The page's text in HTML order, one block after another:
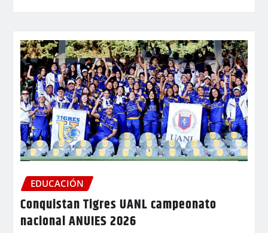
EDUCACIÓN
Conquistan Tigres UANL campeonato
nacional ANUIES 2026